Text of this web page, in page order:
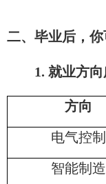
二、毕业后，
1. 就业方
方向
电气控制
智能制造